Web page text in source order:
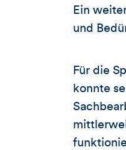
Ein
und
Für die
konnte